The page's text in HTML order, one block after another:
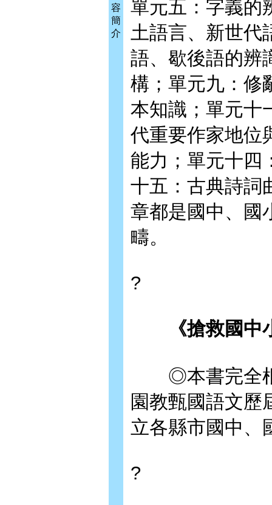
容
簡
介
單元五：字義的
土語言、新世代
語、歇後語的辨
構；單元九：修
本知識；單元十
代重要作家地位
能力；單元十四
十五：古典詩詞
章都是國中、國
疇。
?
《搶救國中小
◎本書完全根
園教甄國語文歷
立各縣市國中、
?